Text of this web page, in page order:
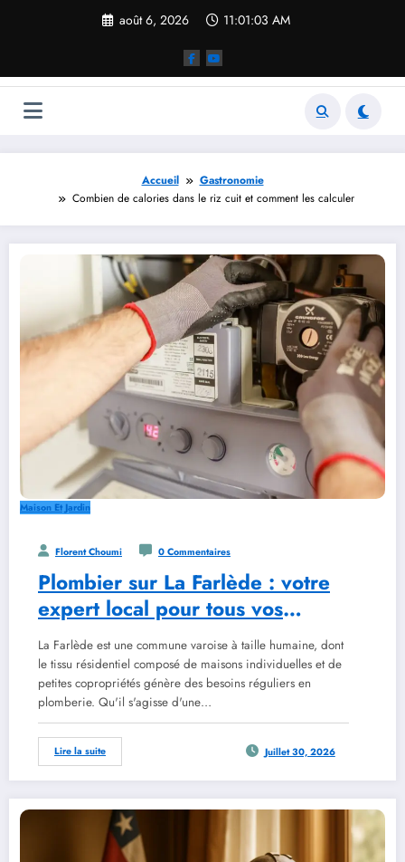
août 6, 2026 11:01:04 AM
Accueil
Gastronomie
Combien de calories dans le riz cuit et comment les calculer
Maison Et Jardin
Florent Choumi 0 Commentaires
Plombier sur La Farlède : votre
expert local pour tous vos
travaux
La Farlède est une commune varoise à taille humaine, dont
le tissu résidentiel composé de maisons individuelles et de
petites copropriétés génère des besoins réguliers en
plomberie. Qu'il s'agisse d'une…
Lire la suite Juillet 30, 2026